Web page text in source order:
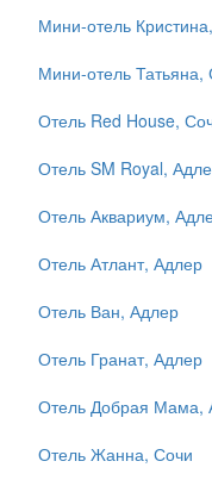
Мини-отель
Мини-отель Татьяна,
Отель Red House,
Отель SM Royal,
Отель Аквариум,
Отель Атлант, Адлер
Отель Ван, Адлер
Отель Гранат, Адлер
Отель Добрая Мама,
Отель Жанна, Сочи